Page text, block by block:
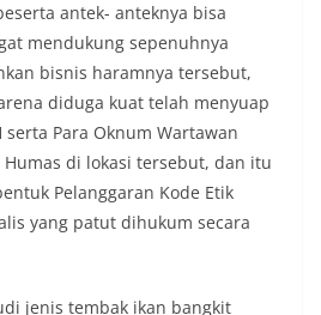
antek- anteknya bisa
mendukung sepenuhnya
bisnis haramnya tersebut,
diduga kuat telah menyuap
Para Oknum Wartawan
di lokasi tersebut, dan itu
Pelanggaran Kode Etik
yang patut dihukum secara
jenis tembak ikan bangkit